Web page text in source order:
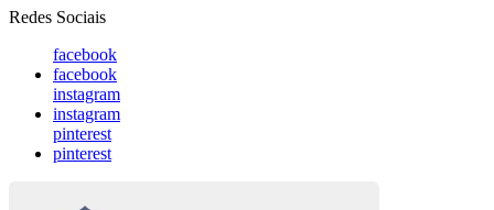
Redes Sociais
facebook
facebook
instagram
instagram
pinterest
pinterest